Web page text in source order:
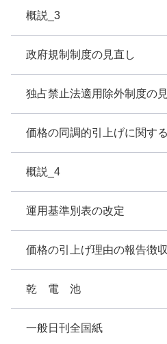
概説_3
政府規制制度の見直し
独占禁止法適用除外制度の
価格の同調的引上げに関す
概説_4
運用基準別表の改定
価格の引上げ理由の報告徴収
乾 電 池
一般日刊全国紙